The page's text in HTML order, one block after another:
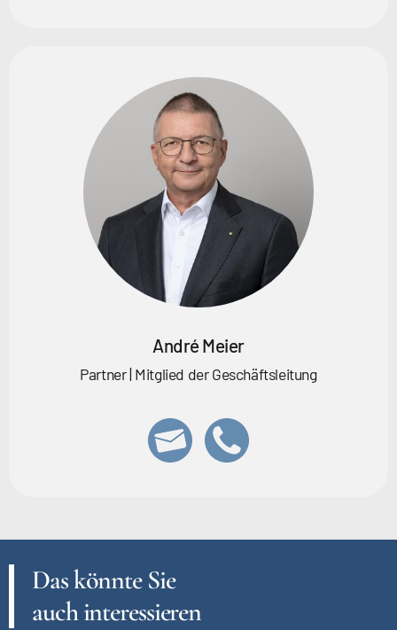
André Meier
Partner | Mitglied der Geschäftsleitung
Das könnte Sie
auch interessieren